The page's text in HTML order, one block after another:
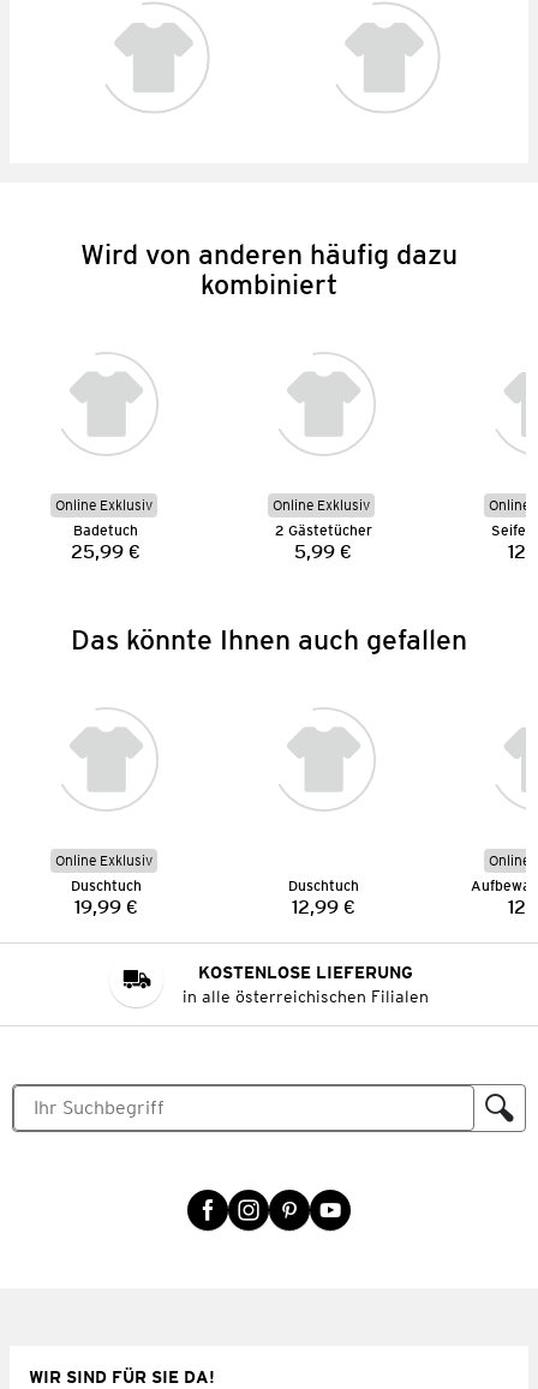
Wird von anderen häufig dazu
kombiniert
Online Exklusiv
Badetuch
Preis:
25,99 €
Online Exklusiv
2 Gästetücher
Preis:
5,99 €
Online
Das könnte Ihnen auch gefallen
Online Exklusiv
Duschtuch
Preis:
19,99 €
Duschtuch
Preis:
12,99 €
Online
KOSTENLOSE LIEFERUNG
in alle österreichischen Filialen
WIR SIND FÜR SIE DA!